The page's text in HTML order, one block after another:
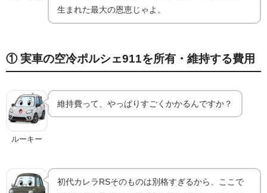
生まれた最大の恩恵じゃよ。
① 実車の空冷ポルシェ911を所有・維持する費用
ルーキー
維持費って、やっぱりすごくかかるんですか？
初代カレラRSそのものは別格すぎるから、ここで